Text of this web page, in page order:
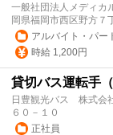
一般社団法人メディ
岡県福岡市西区野方７
アルバイト・パー
時給 1,200円
貸切バス運転手（
日豊観光バス 株式会
６０－１０
正社員